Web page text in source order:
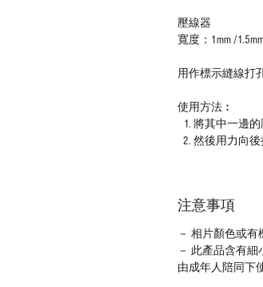
壓線器
寬度：1mm /
用作標示縫線打
使用方法︰
將其中一邊的
然後用力向
注意事項
－ 相片顏色或
－ 此產品含有
由成年人陪同下